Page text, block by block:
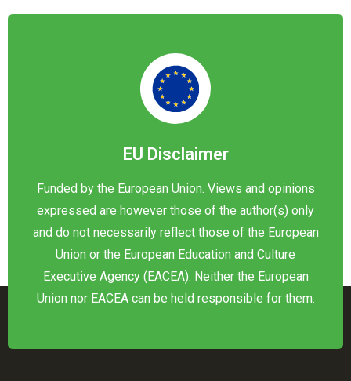
EU Disclaimer
Funded by the European Union. Views and opinions
expressed are however those of the author(s) only
and do not necessarily reflect those of the European
Union or the European Education and Culture
Executive Agency (EACEA). Neither the European
Union nor EACEA can be held responsible for them.